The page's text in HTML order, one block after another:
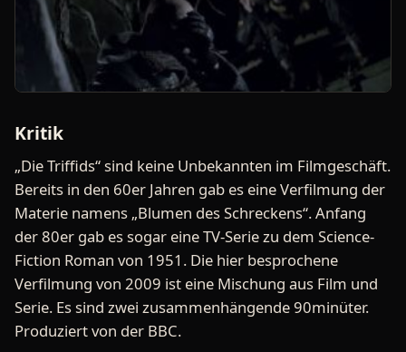
Kritik
„Die Triffids“ sind keine Unbekannten im Filmgeschäft.
Bereits in den 60er Jahren gab es eine Verfilmung der
Materie namens „Blumen des Schreckens“. Anfang
der 80er gab es sogar eine TV-Serie zu dem Science-
Fiction Roman von 1951. Die hier besprochene
Verfilmung von 2009 ist eine Mischung aus Film und
Serie. Es sind zwei zusammenhängende 90minüter.
Produziert von der BBC.